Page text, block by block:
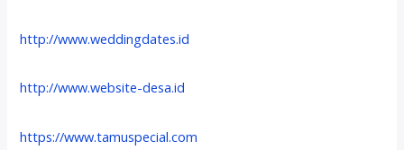
http://www.weddingdates.id
http://www.website-desa.id
https://www.tamuspecial.com